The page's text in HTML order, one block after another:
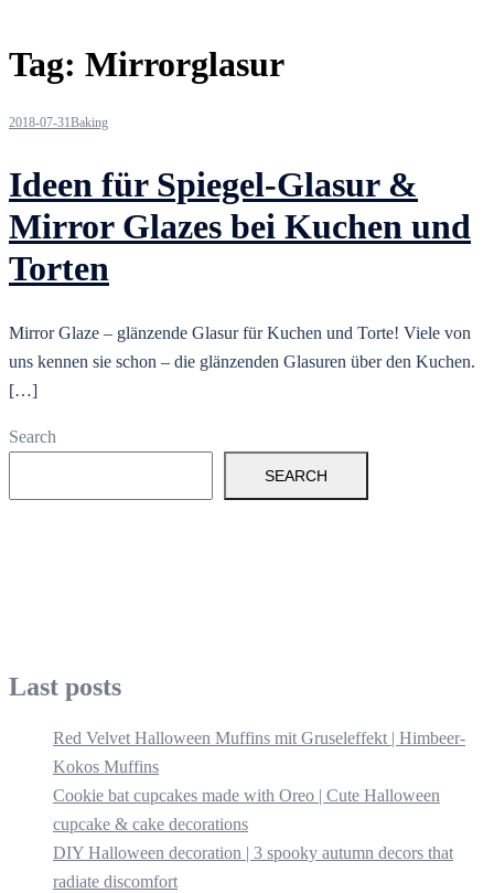
Tag: Mirrorglasur
2018-07-31Baking
Ideen für Spiegel-Glasur &
Mirror Glazes bei Kuchen und
Torten
Mirror Glaze – glänzende Glasur für Kuchen und Torte! Viele von
uns kennen sie schon – die glänzenden Glasuren über den Kuchen.
[…]
Search
SEARCH
Last posts
Red Velvet Halloween Muffins mit Gruseleffekt | Himbeer-
Kokos Muffins
Cookie bat cupcakes made with Oreo | Cute Halloween
cupcake & cake decorations
DIY Halloween decoration | 3 spooky autumn decors that
radiate discomfort